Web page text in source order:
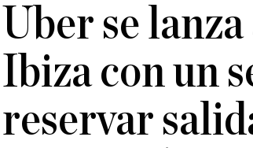
Uber se
Ibiza con un
reservar